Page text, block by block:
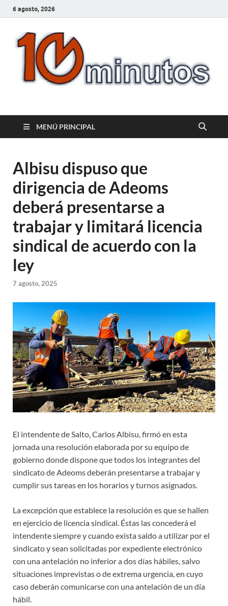
6 agosto, 2026
10minutos.com.uy
MENÚ PRINCIPAL
Albisu dispuso que
dirigencia de Adeoms
deberá presentarse a
trabajar y limitará licencia
sindical de acuerdo con la
ley
7 agosto, 2025
El intendente de Salto, Carlos Albisu, firmó en esta
jornada una resolución elaborada por su equipo de
gobierno donde dispone que todos los integrantes del
sindicato de Adeoms deberán presentarse a trabajar y
cumplir sus tareas en los horarios y turnos asignados.
La excepción que establece la resolución es que se hallen
en ejercicio de licencia sindical. Éstas las concederá el
intendente siempre y cuando exista saldo a utilizar por el
sindicato y sean solicitadas por expediente electrónico
con una antelación no inferior a dos días hábiles, salvo
situaciones imprevistas o de extrema urgencia, en cuyo
caso deberán comunicarse con una antelación de un día
hábil.